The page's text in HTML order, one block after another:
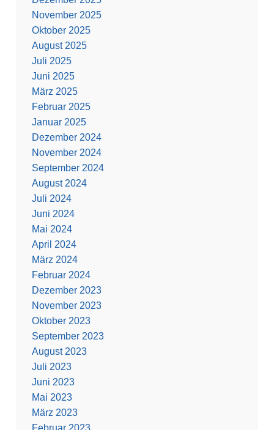
November 2025
Oktober 2025
August 2025
Juli 2025
Juni 2025
März 2025
Februar 2025
Januar 2025
Dezember 2024
November 2024
September 2024
August 2024
Juli 2024
Juni 2024
Mai 2024
April 2024
März 2024
Februar 2024
Dezember 2023
November 2023
Oktober 2023
September 2023
August 2023
Juli 2023
Juni 2023
Mai 2023
März 2023
Februar 2023